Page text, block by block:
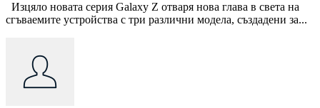
Изцяло новата серия Galaxy Z отваря нова глава в света на
сгъваемите устройства с три различни модела, създадени за...